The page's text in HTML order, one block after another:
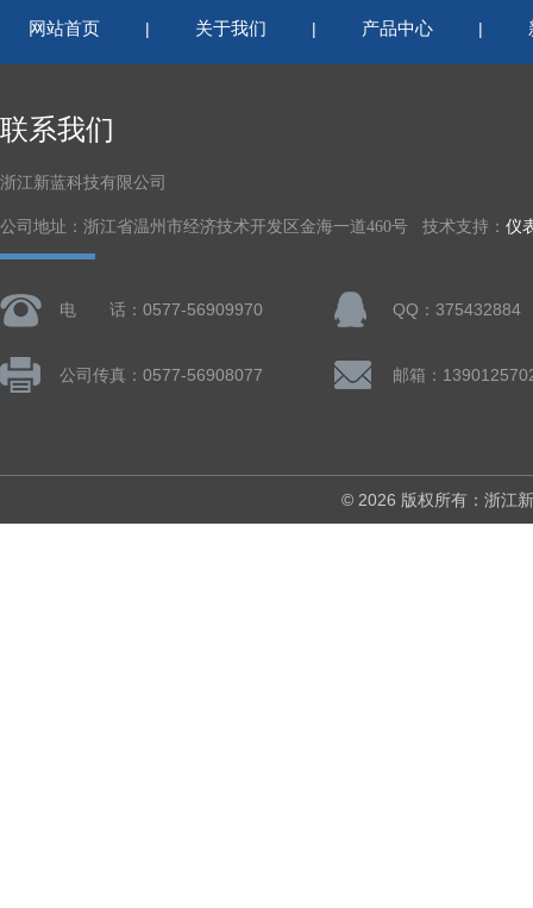
网站首页 | 关于我们 | 产品中心 |
联系我们
浙江新蓝科技有限公司
公司地址：浙江省温州市经济技术开发区金海一道460号 技术支持： 仪
电 话：0577-56909970 QQ：375432884
公司传真：0577-56908077
© 2026 版权所有：浙江